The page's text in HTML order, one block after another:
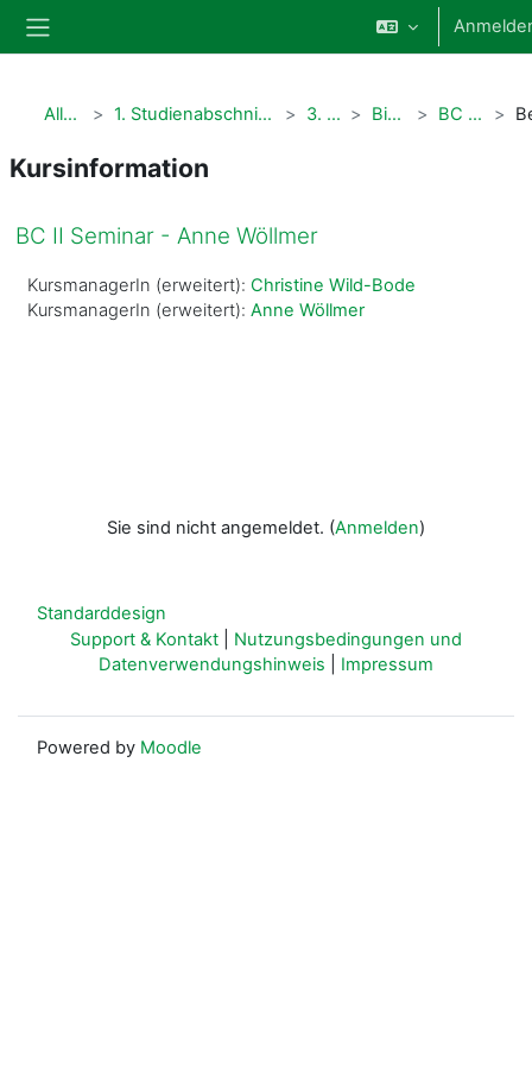
Website-Übersicht
Alle Kurse 1. Studienabschnitt Human- und Zahnmedizin 3. Semester Biochemie II BC II Sem - AW
Kursinformation
BC II Seminar - Anne Wöllmer
KursmanagerIn (erweitert): Christine Wild-Bode
KursmanagerIn (erweitert): Anne Wöllmer
Sie sind nicht angemeldet. (Anmelden)
Standarddesign
Support & Kontakt
Nutzungsbedingungen und
Datenverwendungshinweis
Impressum
Powered by Moodle